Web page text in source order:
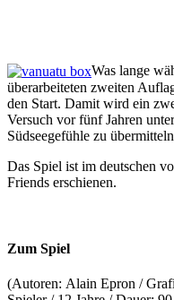
Was lange
überarbeiteten zweiten
den Start. Damit wird ein
Versuch vor fünf Jahren
Südseegefühle zu
Das Spiel ist im deutschen
Friends erschienen.
Zum Spiel
(Autoren: Alain Epron /